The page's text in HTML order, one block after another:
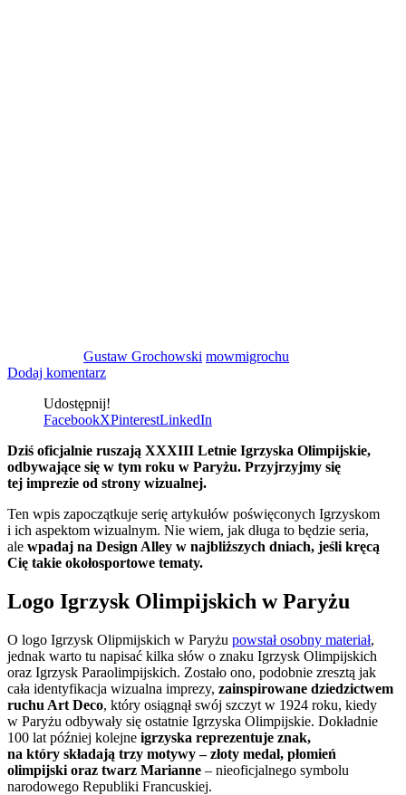
Gustaw Grochowski mowmigrochu
Dodaj komentarz
Udostępnij!
FacebookXPinterestLinkedIn
Dziś oficjalnie ruszają XXXIII Letnie Igrzyska Olimpijskie,
odbywające się w tym roku w Paryżu. Przyjrzyjmy się
tej imprezie od strony wizualnej.
Ten wpis zapoczątkuje serię artykułów poświęconych Igrzyskom
i ich aspektom wizualnym. Nie wiem, jak długa to będzie seria,
ale wpadaj na Design Alley w najbliższych dniach, jeśli kręcą
Cię takie okołosportowe tematy.
Logo Igrzysk Olimpijskich w Paryżu
O logo Igrzysk Olipmijskich w Paryżu powstał osobny materiał,
jednak warto tu napisać kilka słów o znaku Igrzysk Olimpijskich
oraz Igrzysk Paraolimpijskich. Zostało ono, podobnie zresztą jak
cała identyfikacja wizualna imprezy, zainspirowane dziedzictwem
ruchu Art Deco, który osiągnął swój szczyt w 1924 roku, kiedy
w Paryżu odbywały się ostatnie Igrzyska Olimpijskie. Dokładnie
100 lat później kolejne igrzyska reprezentuje znak,
na który składają trzy motywy – złoty medal, płomień
olimpijski oraz twarz Marianne – nieoficjalnego symbolu
narodowego Republiki Francuskiej.